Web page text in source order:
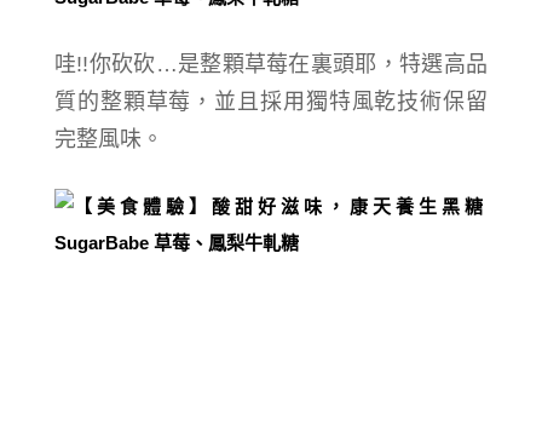
哇!!你砍砍…是整顆草莓在裏頭耶，特選高品
質的整顆草莓，並且採用獨特風乾技術保留
完整風味 。